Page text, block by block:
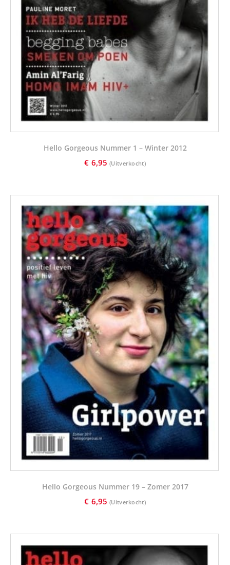
Hello Gorgeous Nummer 1 – Winter 2012
€ 6,95
Hello Gorgeous Nummer 19 – Zomer 2017
€ 6,95